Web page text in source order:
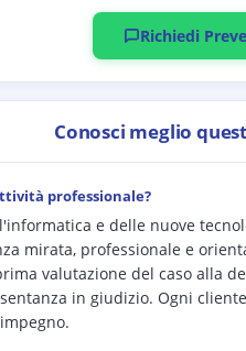
Richiedi
Conosci meglio
professionale?
e delle nuove
mirata, professionale e
valutazione del caso alla
in giudizio. Ogni